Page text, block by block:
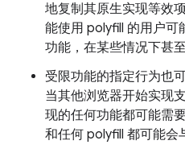
地复制其原生实现等效
能使用 polyfill 的用户可
功能，在某些情况下甚
受限功能的指定行为也
当其他浏览器开始实现
现的任何功能都可能需
和任何 polyfill 都可能会